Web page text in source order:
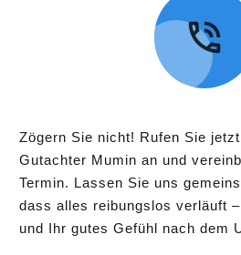
Zögern Sie nicht! Rufen Sie
Gutachter Mumin an und
Termin. Lassen Sie uns
dass alles reibungslos verläuft
und Ihr gutes Gefühl nach dem